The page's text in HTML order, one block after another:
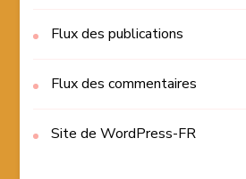
Flux des publications
Flux des commentaires
Site de WordPress-FR